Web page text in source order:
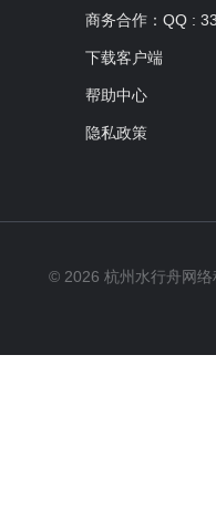
商务合作：QQ :
下载客户端
帮助中心
隐私政策
© 2026 杭州水行舟网